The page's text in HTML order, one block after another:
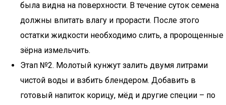
была видна на поверхности. В течение суток семена
должны впитать влагу и прорасти. После этого
остатки жидкости необходимо слить, а пророщенные
зёрна измельчить.
Этап №2. Молотый кунжут залить двумя литрами
чистой воды и взбить блендером. Добавить в
готовый напиток корицу, мёд и другие специи – по